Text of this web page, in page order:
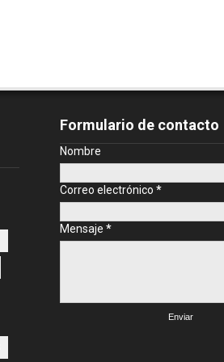
Formulario de contacto
Nombre
Correo electrónico *
Mensaje *